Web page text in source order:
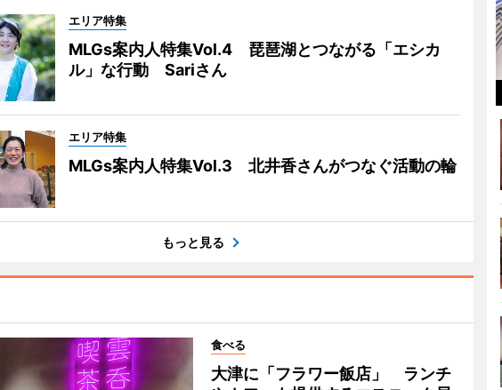
エリア特集
MLGs案内人特集Vol.4 琵琶湖とつながる「エシカ
ル」な行動 Sariさん
エリア特集
MLGs案内人特集Vol.3 北井香さんがつなぐ活動の輪
もっと見る
食べる
大津に「フラワー飯店」 ランチ